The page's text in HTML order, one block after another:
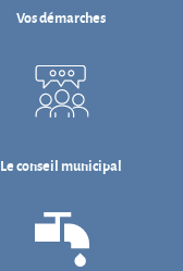
Le conseil municipal
Eau & assainissement